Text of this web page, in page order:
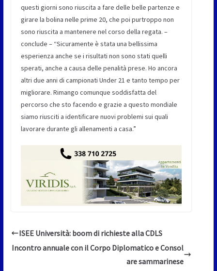
questi giorni sono riuscita a fare delle belle partenze e
girare la bolina nelle prime 20, che poi purtroppo non
sono riuscita a mantenere nel corso della regata. –
conclude – “Sicuramente è stata una bellissima
esperienza anche se i risultati non sono stati quelli
sperati, anche a causa delle penalità prese. Ho ancora
altri due anni di campionati Under 21 e tanto tempo per
migliorare. Rimango comunque soddisfatta del
percorso che sto facendo e grazie a questo mondiale
siamo riusciti a identificare nuovi problemi sui quali
lavorare durante gli allenamenti a casa.”
ISEE Università: boom di richieste alla CDLS
Incontro annuale con il Corpo Diplomatico e Consol
are sammarinese